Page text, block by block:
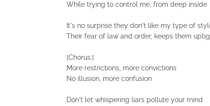
While trying to control me, from deep inside
It's no surprise they don't like my type of
Their fear of law and order, keeps them
[Chorus:]
More restrictions, more convictions
No illusion, more confusion
Don't let whispering liars pollute your mind